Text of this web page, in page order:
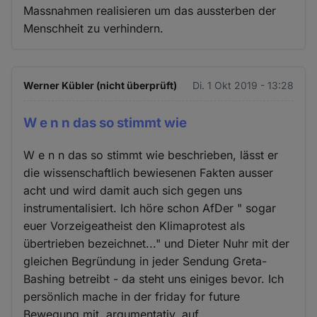
Massnahmen realisieren um das aussterben der
Menschheit zu verhindern.
Werner Kübler (nicht überprüft) Di. 1 Okt 2019 - 13:28
W e n n das so stimmt wie
W e n n das so stimmt wie beschrieben, lässt er
die wissenschaftlich bewiesenen Fakten ausser
acht und wird damit auch sich gegen uns
instrumentalisiert. Ich höre schon AfDer " sogar
euer Vorzeigeatheist den Klimaprotest als
übertrieben bezeichnet..." und Dieter Nuhr mit der
gleichen Begründung in jeder Sendung Greta-
Bashing betreibt - da steht uns einiges bevor. Ich
persönlich mache in der friday for future